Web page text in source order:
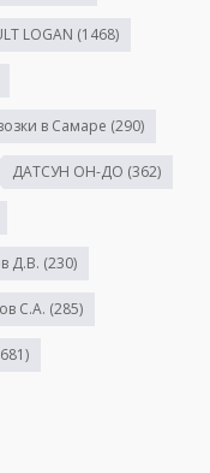
LOGAN (1468)
в Самаре (290)
ДАТСУН ОН-ДО (362)
Д.В. (230)
С.А. (285)